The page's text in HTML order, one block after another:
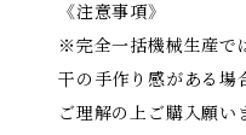
《注意事項》
※完全一括機械生産で
干の手作り感がある場
ご理解の上ご購入願い